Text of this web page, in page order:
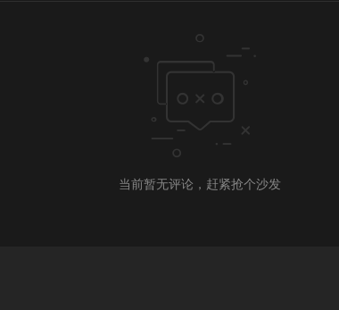
当前暂无评论，赶紧抢个沙发